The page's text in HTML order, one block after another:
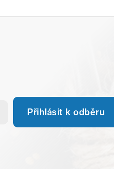
Přihlásit k odběru